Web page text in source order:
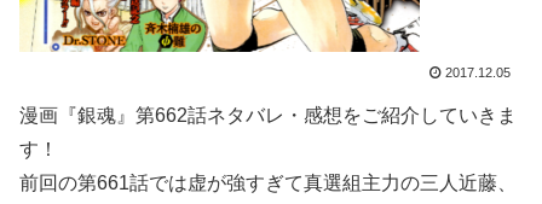
2017.12.05
漫画『銀魂』第662話ネタバレ・感想をご紹介していきま
す！
前回の第661話では虚が強すぎて真選組主力の三人近藤、